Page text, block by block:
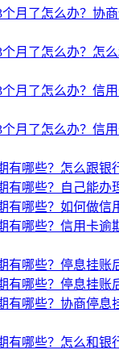
月了怎么办？协
月了怎么办？怎
月了怎么办？信
月了怎么办？信
有哪些？怎么跟银
有哪些？自己能办
有哪些？如何做信
有哪些？信用卡逾
有哪些？停息挂账
有哪些？停息挂账
有哪些？协商停息
有哪些？怎么和银